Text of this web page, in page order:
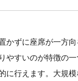
かずに座席が一方
やすいのが特徴の一
に行えます。大規